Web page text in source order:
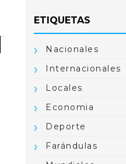
ETIQUETAS
Nacionales
Internacionales
Locales
Economia
Deporte
Farándulas